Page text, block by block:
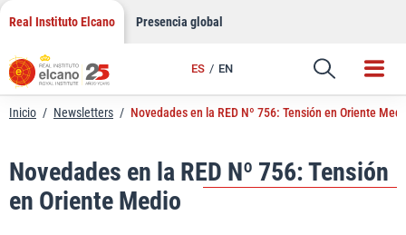
Saltar
contenido
Real Instituto Elcano Presencia global
ES EN
Enlace
Inicio / Newsletters / Novedades en la RED Nº 756: Tensión en Oriente
Novedades en la RED Nº 756: Tensión
en Oriente Medio